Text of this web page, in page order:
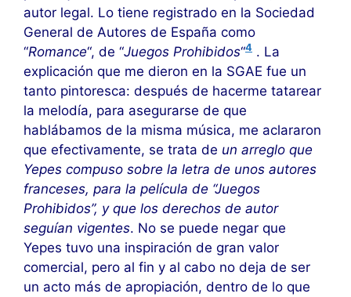
autor legal. Lo tiene registrado en la Sociedad
General de Autores de España como
“Romance“, de “Juegos Prohibidos“4 . La
explicación que me dieron en la SGAE fue un
tanto pintoresca: después de hacerme tatarear
la melodía, para asegurarse de que
hablábamos de la misma música, me aclararon
que efectivamente, se trata de un arreglo que
Yepes compuso sobre la letra de unos autores
franceses, para la película de “Juegos
Prohibidos”, y que los derechos de autor
seguían vigentes. No se puede negar que
Yepes tuvo una inspiración de gran valor
comercial, pero al fin y al cabo no deja de ser
un acto más de apropiación, dentro de lo que